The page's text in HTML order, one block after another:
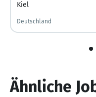
Kiel
Deutschland
Ähnliche